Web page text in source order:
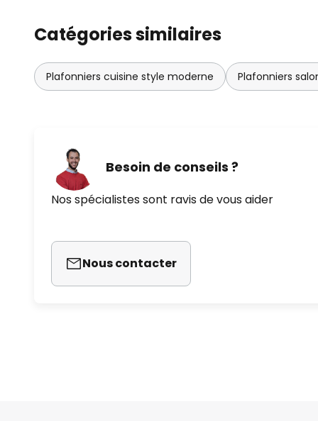
Catégories similaires
Plafonniers cuisine style moderne Plafonniers
Besoin de conseils ?
Nos spécialistes sont ravis de vous aider
Nous contacter